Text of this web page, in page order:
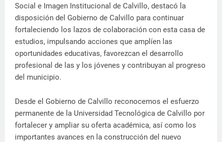
Social e Imagen Institucional de Calvillo, destacó la
disposición del Gobierno de Calvillo para continuar
fortaleciendo los lazos de colaboración con esta casa de
estudios, impulsando acciones que amplíen las
oportunidades educativas, favorezcan el desarrollo
profesional de las y los jóvenes y contribuyan al progreso
del municipio.
Desde el Gobierno de Calvillo reconocemos el esfuerzo
permanente de la Universidad Tecnológica de Calvillo por
fortalecer y ampliar su oferta académica, así como los
importantes avances en la construcción del nuevo